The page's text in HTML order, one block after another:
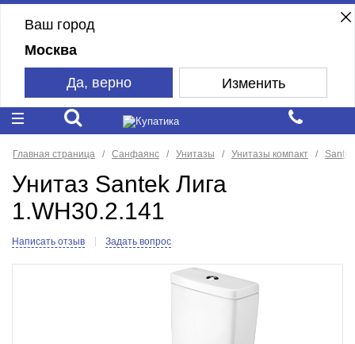
Ваш город
Москва
Да, верно Изменить
Главная страница Санфаянс Унитазы Унитазы компакт Santek
Унитаз Santek Лига
1.WH30.2.141
Написать отзыв Задать вопрос